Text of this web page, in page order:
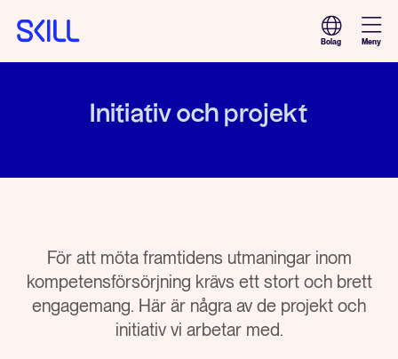
Bolag Meny
Initiativ och projekt
För att möta framtidens utmaningar inom
kompetensförsörjning krävs ett stort och brett
engagemang. Här är några av de projekt och
initiativ vi arbetar med.